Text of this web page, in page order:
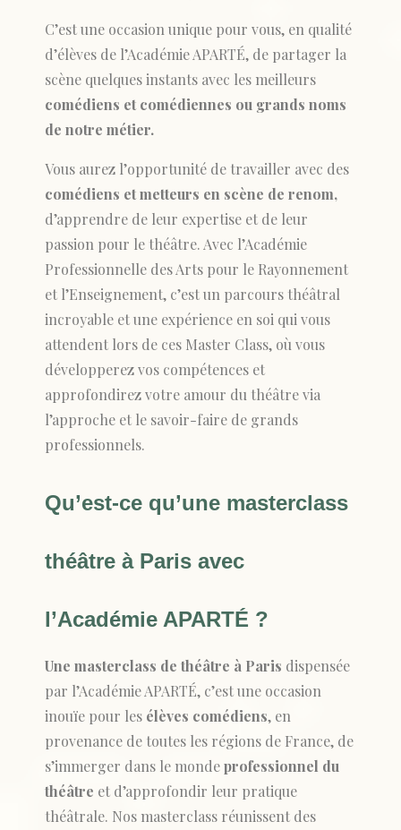
C’est une occasion unique pour vous, en qualité
d’élèves de l’Académie APARTÉ, de partager la
scène quelques instants avec les meilleurs
comédiens et comédiennes ou grands noms
de notre métier.
Vous aurez l’opportunité de travailler avec des
comédiens et metteurs en scène de renom,
d’apprendre de leur expertise et de leur
passion pour le théâtre. Avec l’Académie
Professionnelle des Arts pour le Rayonnement
et l’Enseignement, c’est un parcours théâtral
incroyable et une expérience en soi qui vous
attendent lors de ces Master Class, où vous
développerez vos compétences et
approfondirez votre amour du théâtre via
l’approche et le savoir-faire de grands
professionnels.
Qu’est-ce qu’une masterclass
théâtre à Paris avec
l’Académie APARTÉ ?
Une masterclass de théâtre à Paris dispensée
par l’Académie APARTÉ, c’est une occasion
inouïe pour les élèves comédiens, en
provenance de toutes les régions de France, de
s’immerger dans le mondeprofessionnel du
théâtre et d’approfondir leur pratique
théâtrale. Nos masterclass réunissent des